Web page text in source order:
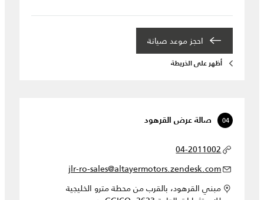
احجز موعد صيانة‎
أظهر على الخريطة
04 صالة عرض القرهود
04-2011002
jlr-ro-sales@altayermotors.zendesk.com
مبني القرهود، بالقرب من محطة مترو الخليجية